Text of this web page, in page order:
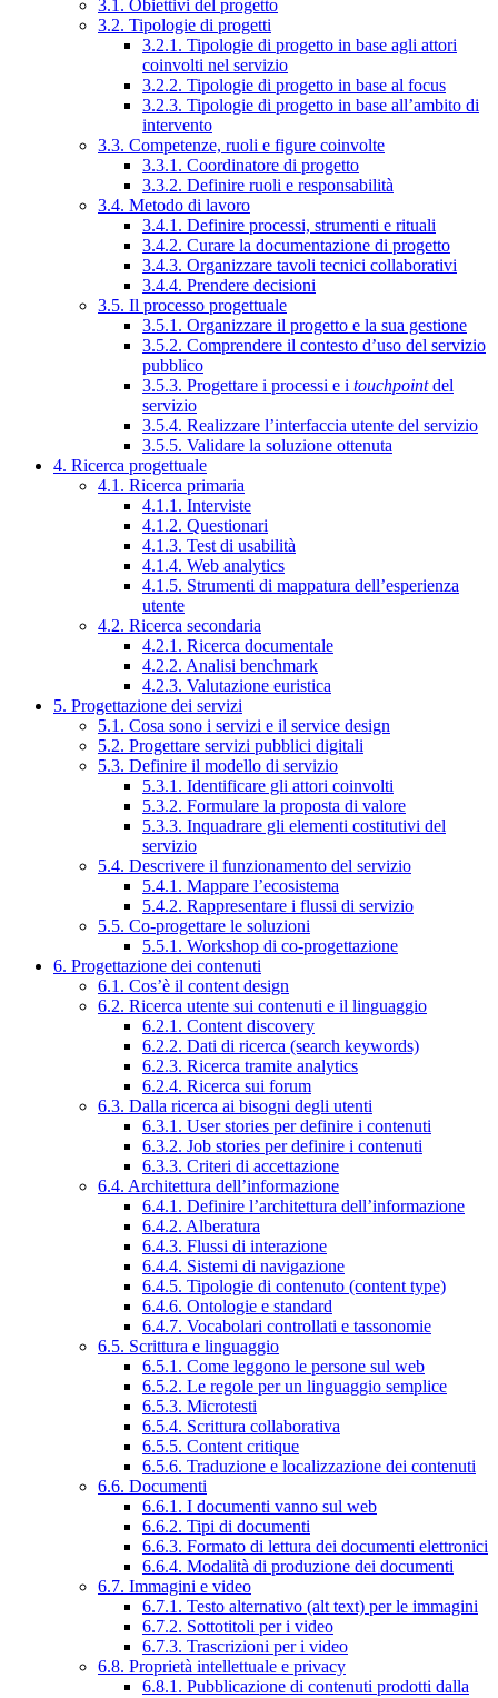
3.1. Obiettivi del progetto
3.2. Tipologie di progetti
3.2.1. Tipologie di progetto in base agli attori
coinvolti nel servizio
3.2.2. Tipologie di progetto in base al focus
3.2.3. Tipologie di progetto in base all’ambito di
intervento
3.3. Competenze, ruoli e figure coinvolte
3.3.1. Coordinatore di progetto
3.3.2. Definire ruoli e responsabilità
3.4. Metodo di lavoro
3.4.1. Definire processi, strumenti e rituali
3.4.2. Curare la documentazione di progetto
3.4.3. Organizzare tavoli tecnici collaborativi
3.4.4. Prendere decisioni
3.5. Il processo progettuale
3.5.1. Organizzare il progetto e la sua gestione
3.5.2. Comprendere il contesto d’uso del servizio
pubblico
3.5.3. Progettare i processi e i touchpointdel
servizio
3.5.4. Realizzare l’interfaccia utente del servizio
3.5.5. Validare la soluzione ottenuta
4. Ricerca progettuale
4.1. Ricerca primaria
4.1.1. Interviste
4.1.2. Questionari
4.1.3. Test di usabilità
4.1.4. Web analytics
4.1.5. Strumenti di mappatura dell’esperienza
utente
4.2. Ricerca secondaria
4.2.1. Ricerca documentale
4.2.2. Analisi benchmark
4.2.3. Valutazione euristica
5. Progettazione dei servizi
5.1. Cosa sono i servizi e il service design
5.2. Progettare servizi pubblici digitali
5.3. Definire il modello di servizio
5.3.1. Identificare gli attori coinvolti
5.3.2. Formulare la proposta di valore
5.3.3. Inquadrare gli elementi costitutivi del
servizio
5.4. Descrivere il funzionamento del servizio
5.4.1. Mappare l’ecosistema
5.4.2. Rappresentare i flussi di servizio
5.5. Co-progettare le soluzioni
5.5.1. Workshop di co-progettazione
6. Progettazione dei contenuti
6.1. Cos’è il content design
6.2. Ricerca utente sui contenuti e il linguaggio
6.2.1. Content discovery
6.2.2. Dati di ricerca (search keywords)
6.2.3. Ricerca tramite analytics
6.2.4. Ricerca sui forum
6.3. Dalla ricerca ai bisogni degli utenti
6.3.1. User stories per definire i contenuti
6.3.2. Job stories per definire i contenuti
6.3.3. Criteri di accettazione
6.4. Architettura dell’informazione
6.4.1. Definire l’architettura dell’informazione
6.4.2. Alberatura
6.4.3. Flussi di interazione
6.4.4. Sistemi di navigazione
6.4.5. Tipologie di contenuto (content type)
6.4.6. Ontologie e standard
6.4.7. Vocabolari controllati e tassonomie
6.5. Scrittura e linguaggio
6.5.1. Come leggono le persone sul web
6.5.2. Le regole per un linguaggio semplice
6.5.3. Microtesti
6.5.4. Scrittura collaborativa
6.5.5. Content critique
6.5.6. Traduzione e localizzazione dei contenuti
6.6. Documenti
6.6.1. I documenti vanno sul web
6.6.2. Tipi di documenti
6.6.3. Formato di lettura dei documenti elettronici
6.6.4. Modalità di produzione dei documenti
6.7. Immagini e video
6.7.1. Testo alternativo (alt text) per le immagini
6.7.2. Sottotitoli per i video
6.7.3. Trascrizioni per i video
6.8. Proprietà intellettuale e privacy
6.8.1. Pubblicazione di contenuti prodotti dalla